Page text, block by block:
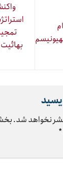
نخواهد شد.
*